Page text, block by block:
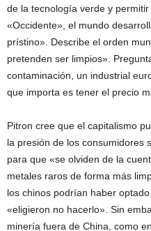
de la tecnología verde y
«Occidente», el mundo
prístino». Describe el orden
pretenden ser limpios».
contaminación, un industrial
que importa es tener el precio
Pitron cree que el capitalismo
la presión de los consumidores
para que «se olviden de la
metales raros de forma más
los chinos podrían haber
«eligieron no hacerlo». Sin
minería fuera de China, como